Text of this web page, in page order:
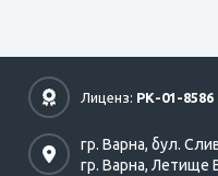
Лиценз: РК-01-8586
гр. Варна, бул.
гр. Варна, Летище